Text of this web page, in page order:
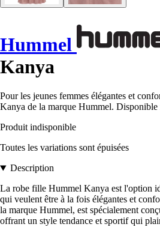
Hummel
Kanya
Pour les jeunes femmes élégantes et
Kanya de la marque Hummel. Disponible
Produit indisponible
Toutes les variations sont épuisées
Description
La robe fille Hummel Kanya est l'option
qui veulent être à la fois élégantes et
la marque Hummel, est spécialement
offrant un style tendance et sportif qui